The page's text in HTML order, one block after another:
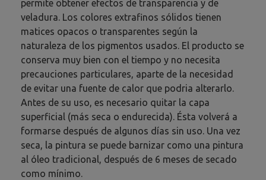
permite obtener efectos de transparencia y de
veladura. Los colores extrafinos sólidos tienen
matices opacos o transparentes según la
naturaleza de los pigmentos usados. El producto se
conserva muy bien con el tiempo y no necesita
precauciones particulares, aparte de la necesidad
de evitar una fuente de calor que podria alterarlo.
Antes de su uso, es necesario quitar la capa
superficial (más seca o endurecida). Ésta volverá a
formarse después de algunos días sin uso. Una vez
seca, la pintura se puede barnizar como una pintura
al óleo tradicional, después de 6 meses de secado
como mínimo.